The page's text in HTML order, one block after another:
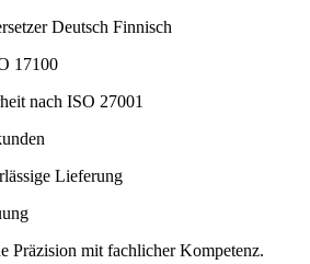
Deutsch Finnisch
17100
nach ISO 27001
Lieferung
Präzision mit fachlicher Kompetenz.